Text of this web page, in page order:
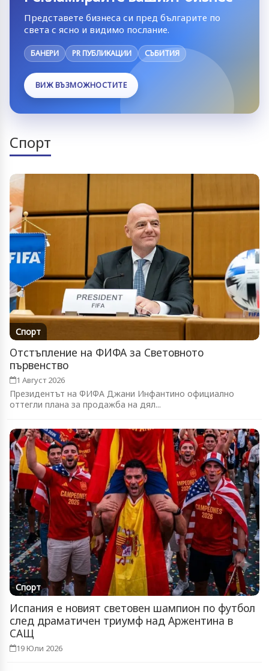
Представете бизнеса си пред българите по
света с ясно и видимо послание.
БАНЕРИ PR ПУБЛИКАЦИИ СЪБИТИЯ
ВИЖ ВЪЗМОЖНОСТИТЕ
Спорт
Спорт
Отстъпление на ФИФА за Световното
първенство
1 Август 2026
Президентът на ФИФА Джани Инфантино официално
оттегли плана за продажба на дял...
Спорт
Испания е новият световен шампион по футбол
след драматичен триумф над Аржентина в
САЩ
19 Юли 2026